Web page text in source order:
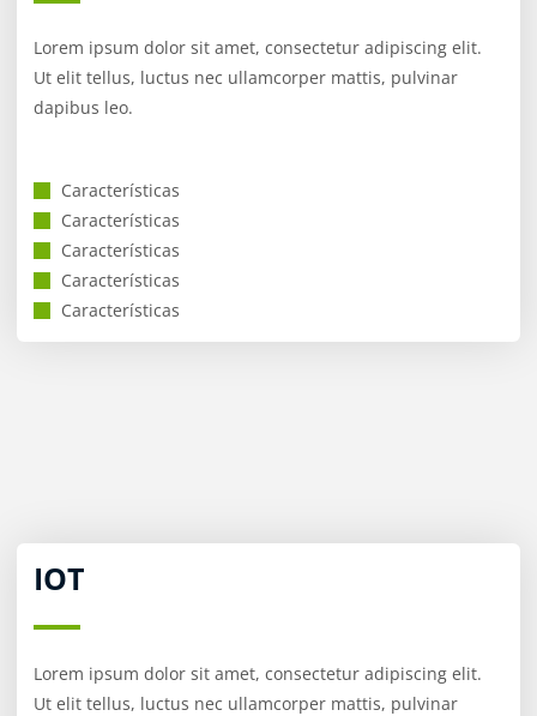
Lorem ipsum dolor sit amet, consectetur adipiscing elit.
Ut elit tellus, luctus nec ullamcorper mattis, pulvinar
dapibus leo.
Características
Características
Características
Características
Características
IOT
Lorem ipsum dolor sit amet, consectetur adipiscing elit.
Ut elit tellus, luctus nec ullamcorper mattis, pulvinar